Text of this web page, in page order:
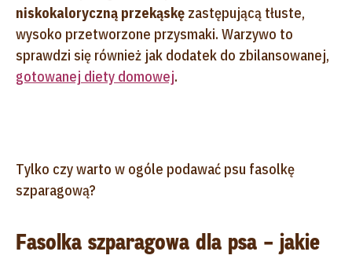
niskokaloryczną przekąskę zastępującą tłuste,
wysoko przetworzone przysmaki. Warzywo to
sprawdzi się również jak dodatek do zbilansowanej,
gotowanej diety domowej.
Tylko czy warto w ogóle podawać psu fasolkę
szparagową?
Fasolka szparagowa dla psa – jakie